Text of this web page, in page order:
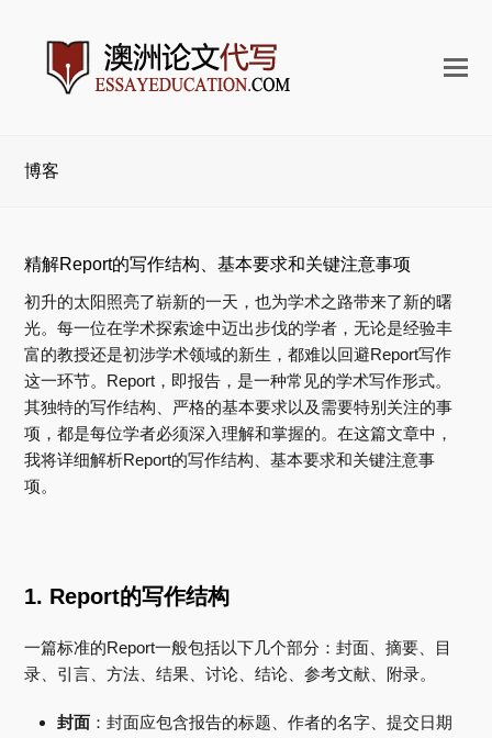
打
博客
精解Report的写作结构、基本要求和关键注意事项
初升的太阳照亮了崭新的一天，也为学术之路带来了新的曙
光。每一位在学术探索途中迈出步伐的学者，无论是经验丰
富的教授还是初涉学术领域的新生，都难以回避Report写作
这一环节。Report，即报告，是一种常见的学术写作形式。
其独特的写作结构、严格的基本要求以及需要特别关注的事
项，都是每位学者必须深入理解和掌握的。在这篇文章中，
我将详细解析Report的写作结构、基本要求和关键注意事
项。
1. Report的写作结构
一篇标准的Report一般包括以下几个部分：封面、摘要、目
录、引言、方法、结果、讨论、结论、参考文献、附录。
封面 ：封面应包含报告的标题、作者的名字、提交日期